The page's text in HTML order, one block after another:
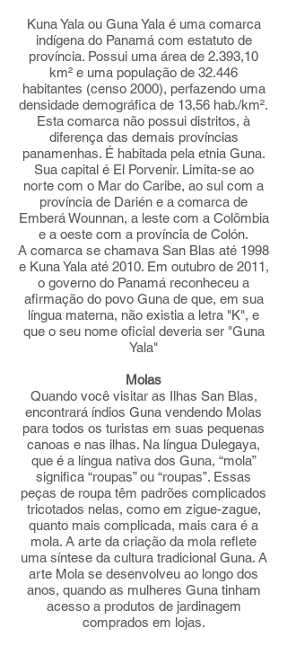
Kuna Yala ou Guna Yala é uma comarca
indígena do Panamá com estatuto de
província. Possui uma área de 2.393,10
km² e uma população de 32.446
habitantes (censo 2000), perfazendo uma
densidade demográfica de 13,56 hab./km².
Esta comarca não possui distritos, à
diferença das demais províncias
panamenhas. É habitada pela etnia Guna.
Sua capital é El Porvenir. Limita-se ao
norte com o Mar do Caribe, ao sul com a
província de Darién e a comarca de
Emberá Wounnan, a leste com a Colômbia
e a oeste com a província de Colón.
A comarca se chamava San Blas até 1998
e Kuna Yala até 2010. Em outubro de 2011,
o governo do Panamá reconheceu a
afirmação do povo Guna de que, em sua
língua materna, não existia a letra "K", e
que o seu nome oficial deveria ser "Guna
Yala"
Molas
Quando você visitar as Ilhas San Blas,
encontrará índios Guna vendendo Molas
para todos os turistas em suas pequenas
canoas e nas ilhas. Na língua Dulegaya,
que é a língua nativa dos Guna, “mola”
significa “roupas” ou “roupas”. Essas
peças de roupa têm padrões complicados
tricotados nelas, como em zigue-zague,
quanto mais complicada, mais cara é a
mola. A arte da criação da mola reflete
uma síntese da cultura tradicional Guna. A
arte Mola se desenvolveu ao longo dos
anos, quando as mulheres Guna tinham
acesso a produtos de jardinagem
comprados em lojas.